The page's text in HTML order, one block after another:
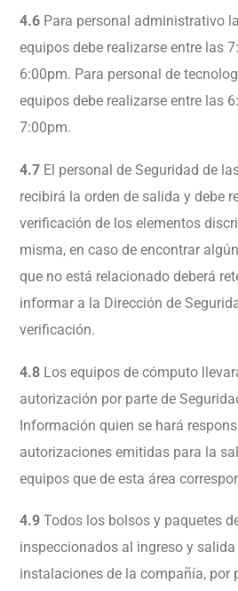
4.6 Para personal administrativo
equipos debe realizarse entre las
6:00pm. Para personal de
equipos debe realizarse entre las
7:00pm.
4.7 El personal de Seguridad de
recibirá la orden de salida y debe
verificación de los elementos
misma, en caso de encontrar
que no está relacionado deberá
informar a la Dirección de
verificación.
4.8 Los equipos de cómputo
autorización por parte de
Información quien se hará
autorizaciones emitidas para la
equipos que de esta área
4.9 Todos los bolsos y paquetes
inspeccionados al ingreso y
instalaciones de la compañía, por